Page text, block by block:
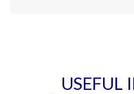
USEFUL